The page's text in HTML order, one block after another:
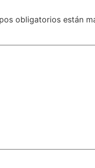
obligatorios están